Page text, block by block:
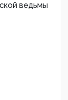
ведьмы